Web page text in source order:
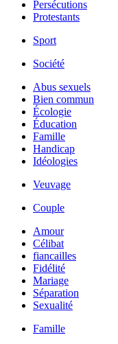
Persécutions
Protestants
Sport
Société
Abus sexuels
Bien commun
Écologie
Éducation
Famille
Handicap
Idéologies
Veuvage
Couple
Amour
Célibat
fiancailles
Fidélité
Mariage
Séparation
Sexualité
Famille